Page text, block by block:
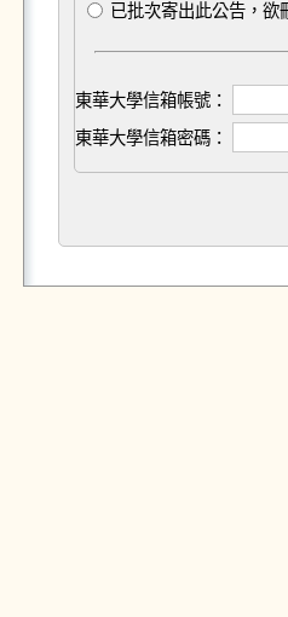
已批次寄出此公告，欲
東華大學信箱帳號：
東華大學信箱密碼：